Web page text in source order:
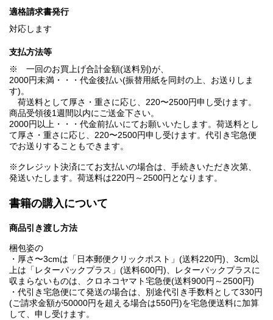
適格請求書発行
対応します
支払方法等
※ 一回のお買上げ合計金額(送料別)が、
2000円未満・・・代金後払い(振替用紙を同封の上、お送りしま
す)。
荷送料として厚さ・重さに応じ、220〜2500円申し受けます。
商品受領後1週間以内にご送金下さい。
2000円以上・・・代金前払いにてお願いいたします。荷送料とし
て厚さ・重さに応じ、220〜2500円申し受けます。代引き宅急便
でお送りすることもできます。
※クレジット決済にてお支払いの場合は、手続きいただき次第、
発送いたします。荷送料は220円～2500円となります。
書籍の購入について
商品引き渡し方法
梱包姿の
・厚さ〜3cmは「日本郵便クリックポスト」(送料220円)、3cm以
上は「レターパックプラス」(送料600円)、レターパックプラスに
収まらないものは、クロネコヤマト宅急便(送料900円～2500円)
・代引き宅急便にて発送の場合は、別途代引き手数料として330円
(ご請求金額が50000円を超える場合は550円)を宅急便送料に加算
して、申し受けます。